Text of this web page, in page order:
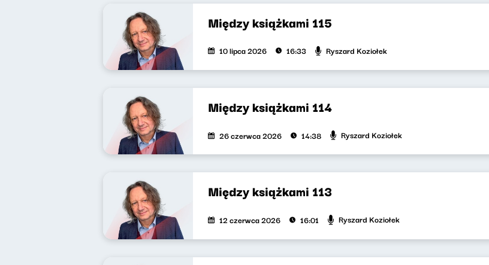
Między książkami 115
10 lipca 2026 16:33 Ryszard Koziołek
Między książkami 114
26 czerwca 2026 14:38 Ryszard Koziołek
Między książkami 113
12 czerwca 2026 16:01 Ryszard Koziołek